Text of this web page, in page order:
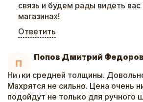
связь и будем рады видеть
магазинах!
Ответить
П
Попов Дмитрий
Нитки средней толщины.
Махрятся не сильно. Цена очень
подойдут не только для ручного